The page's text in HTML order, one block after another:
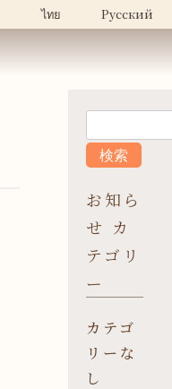
ไทย Русский
お知ら
せ カ
テゴリ
ー
カテゴ
リーな
し